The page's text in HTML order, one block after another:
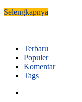
Selengkapnya
Terbaru
Populer
Komentar
Tags